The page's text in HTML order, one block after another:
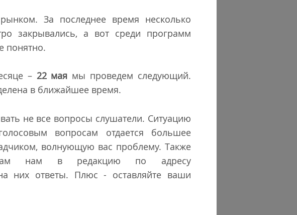
За последнее время несколько
закрывались, а вот среди программ
понятно.
– 22 мая мы проведем следующий.
в ближайшее время.
не все вопросы слушатели. Ситуацию
вопросам отдается большее
волнующую вас проблему. Также
нам в редакцию по адресу
них ответы. Плюс - оставляйте ваши